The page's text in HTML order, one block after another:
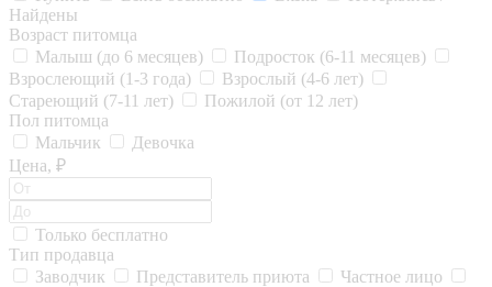
Найдены
Возраст питомца
Малыш (до 6 месяцев)
Подросток (6-11 месяцев)
Взрослеющий (1-3 года)
Взрослый (4-6 лет)
Стареющий (7-11 лет)
Пожилой (от 12 лет)
Пол питомца
Мальчик
Девочка
Цена, ₽
Только бесплатно
Тип продавца
Заводчик
Представитель приюта
Частное лицо